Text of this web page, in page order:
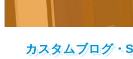
カスタムブログ・